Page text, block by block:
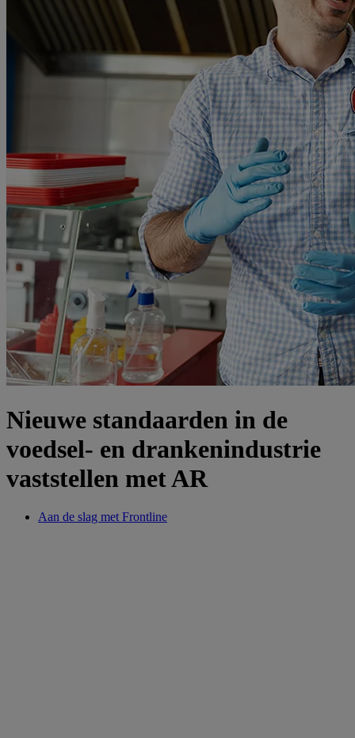
Nieuwe standaarden in de
voedsel- en drankenindustrie
vaststellen met AR
Aan de slag met Frontline